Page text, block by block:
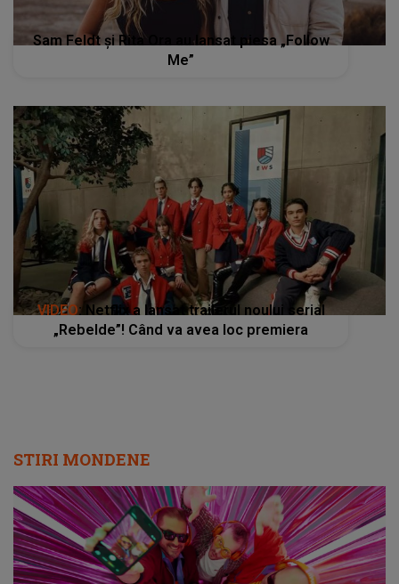
Sam Feldt și Rita Ora au lansat piesa „Follow
Me”
VIDEO: Netflix a lansat trailerul noului serial
„Rebelde”! Când va avea loc premiera
STIRI MONDENE